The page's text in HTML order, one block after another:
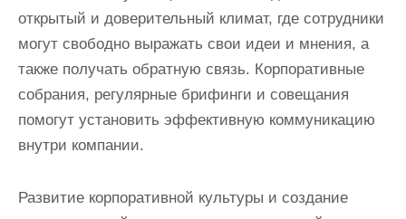
открытый и доверительный климат, где сотрудники
могут свободно выражать свои идеи и мнения, а
также получать обратную связь. Корпоративные
собрания, регулярные брифинги и совещания
помогут установить эффективную коммуникацию
внутри компании.
Развитие корпоративной культуры и создание